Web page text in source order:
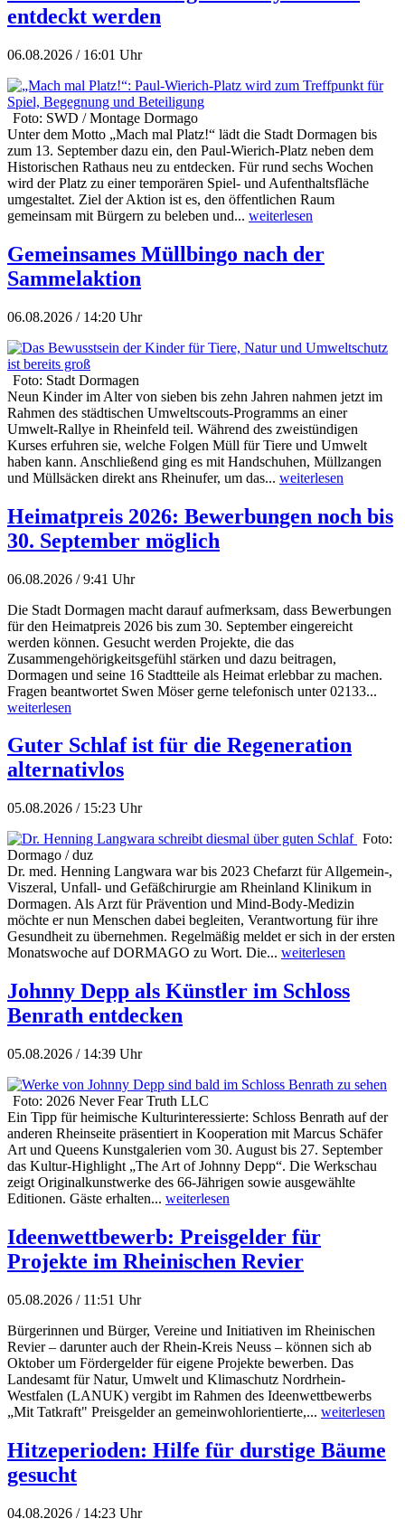
entdeckt werden
06.08.2026 / 16:01 Uhr
Foto: SWD / Montage Dormago
Unter dem Motto „Mach mal Platz!“ lädt die Stadt Dormagen bis
zum 13. September dazu ein, den Paul-Wierich-Platz neben dem
Historischen Rathaus neu zu entdecken. Für rund sechs Wochen
wird der Platz zu einer temporären Spiel- und Aufenthaltsfläche
umgestaltet. Ziel der Aktion ist es, den öffentlichen Raum
gemeinsam mit Bürgern zu beleben und... weiterlesen
Gemeinsames Müllbingo nach der
Sammelaktion
06.08.2026 / 14:20 Uhr
Foto: Stadt Dormagen
Neun Kinder im Alter von sieben bis zehn Jahren nahmen jetzt im
Rahmen des städtischen Umweltscouts-Programms an einer
Umwelt-Rallye in Rheinfeld teil. Während des zweistündigen
Kurses erfuhren sie, welche Folgen Müll für Tiere und Umwelt
haben kann. Anschließend ging es mit Handschuhen, Müllzangen
und Müllsäcken direkt ans Rheinufer, um das... weiterlesen
Heimatpreis 2026: Bewerbungen noch bis
30. September möglich
06.08.2026 / 9:41 Uhr
Die Stadt Dormagen macht darauf aufmerksam, dass Bewerbungen
für den Heimatpreis 2026 bis zum 30. September eingereicht
werden können. Gesucht werden Projekte, die das
Zusammengehörigkeitsgefühl stärken und dazu beitragen,
Dormagen und seine 16 Stadtteile als Heimat erlebbar zu machen.
Fragen beantwortet Swen Möser gerne telefonisch unter 02133...
weiterlesen
Guter Schlaf ist für die Regeneration
alternativlos
05.08.2026 / 15:23 Uhr
Foto:
Dormago / duz
Dr. med. Henning Langwara war bis 2023 Chefarzt für Allgemein-,
Viszeral, Unfall- und Gefäßchirurgie am Rheinland Klinikum in
Dormagen. Als Arzt für Prävention und Mind-Body-Medizin
möchte er nun Menschen dabei begleiten, Verantwortung für ihre
Gesundheit zu übernehmen. Regelmäßig meldet er sich in der ersten
Monatswoche auf DORMAGO zu Wort. Die... weiterlesen
Johnny Depp als Künstler im Schloss
Benrath entdecken
05.08.2026 / 14:39 Uhr
Foto: 2026 Never Fear Truth LLC
Ein Tipp für heimische Kulturinteressierte: Schloss Benrath auf der
anderen Rheinseite präsentiert in Kooperation mit Marcus Schäfer
Art und Queens Kunstgalerien vom 30. August bis 27. September
das Kultur-Highlight „The Art of Johnny Depp“. Die Werkschau
zeigt Originalkunstwerke des 66-Jährigen sowie ausgewählte
Editionen. Gäste erhalten... weiterlesen
Ideenwettbewerb: Preisgelder für
Projekte im Rheinischen Revier
05.08.2026 / 11:51 Uhr
Bürgerinnen und Bürger, Vereine und Initiativen im Rheinischen
Revier – darunter auch der Rhein-Kreis Neuss – können sich ab
Oktober um Fördergelder für eigene Projekte bewerben. Das
Landesamt für Natur, Umwelt und Klimaschutz Nordrhein-
Westfalen (LANUK) vergibt im Rahmen des Ideenwettbewerbs
„Mit Tatkraft" Preisgelder an gemeinwohlorientierte,... weiterlesen
Hitzeperioden: Hilfe für durstige Bäume
gesucht
04.08.2026 / 14:23 Uhr